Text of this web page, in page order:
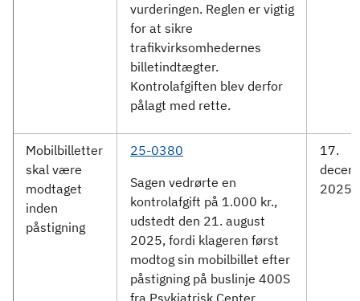
vurderingen. Reglen er vigtig
for at sikre
trafikvirksomhedernes
billetindtægter.
Kontrolafgiften blev derfor
pålagt med rette.
Mobilbilletter
skal være
modtaget
inden
påstigning
25-0380
Sagen vedrørte en
kontrolafgift på 1.000 kr.,
udstedt den 21. august
2025, fordi klageren først
modtog sin mobilbillet efter
påstigning på buslinje 400S
fra Psykiatrisk Center
17.
2025